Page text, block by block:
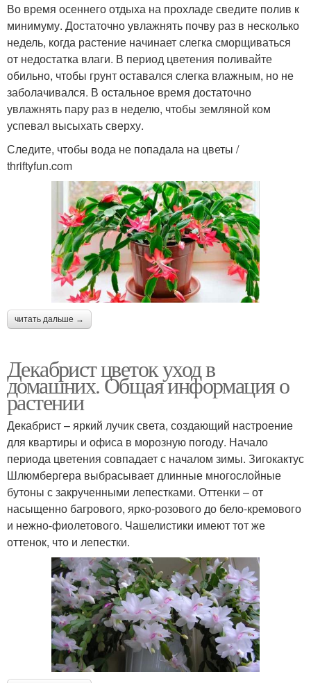
Во время осеннего отдыха на прохладе сведите полив к
минимуму. Достаточно увлажнять почву раз в несколько
недель, когда растение начинает слегка сморщиваться
от недостатка влаги. В период цветения поливайте
обильно, чтобы грунт оставался слегка влажным, но не
заболачивался. В остальное время достаточно
увлажнять пару раз в неделю, чтобы земляной ком
успевал высыхать сверху.
Следите, чтобы вода не попадала на цветы /
thriftyfun.com
читать дальше →
Декабрист цветок уход в
домашних. Общая информация о
растении
Декабрист – яркий лучик света, создающий настроение
для квартиры и офиса в морозную погоду. Начало
периода цветения совпадает с началом зимы. Зигокактус
Шлюмбергера выбрасывает длинные многослойные
бутоны с закрученными лепестками. Оттенки – от
насыщенно багрового, ярко-розового до бело-кремового
и нежно-фиолетового. Чашелистики имеют тот же
оттенок, что и лепестки.